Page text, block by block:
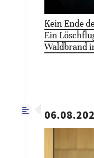
Kein Ende
Ein
Waldbrand